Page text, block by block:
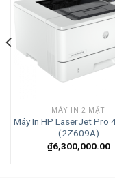
MÁY IN 2 MẶT
Máy In HP LaserJet Pro
(2Z609A)
₫6,300,000.00